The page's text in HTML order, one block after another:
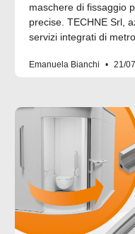
maschere di fissaggio
precise. TECHNE Srl,
servizi integrati di
Emanuela Bianchi 21/